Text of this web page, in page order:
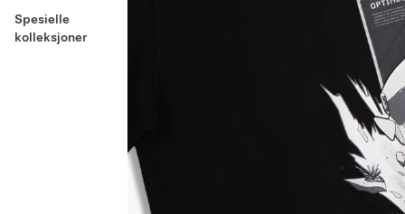
Spesielle
kolleksjoner